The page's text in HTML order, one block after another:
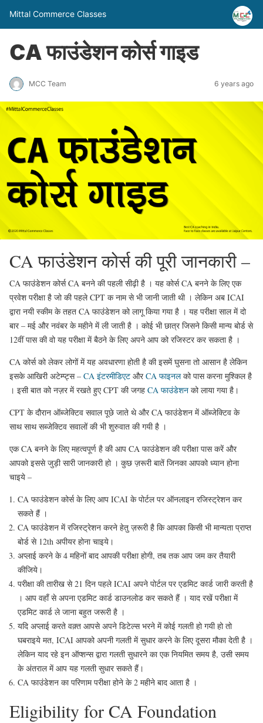
Mittal Commerce Classes
CA फाउंडेशन कोर्स गाइड
MCC Team 6 years ago
CA फाउंडेशन कोर्स की पूरी जानकारी –
CA फाउंडेशन कोर्स CA बनने की पहली सीढ़ी है । यह कोर्स CA बनने के लिए एक
प्रवेश परीक्षा है जो की पहले CPT क नाम से भी जानी जाती थी । लेकिन अब ICAI
द्वारा नयी स्कीम के तहत CA फाउंडेशन को लागू किया गया है । यह परीक्षा साल में दो
बार – मई और नवंबर के महीने में ली जाती है । कोई भी छात्र जिसने किसी मान्य बोर्ड से
12वीं पास की वो यह परीक्षा में बैठने के लिए अपने आप को रजिस्टर कर सकता है ।
CA कोर्स को लेकर लोगों में यह अवधारणा होती है की इसमें घुसना तो आसान है लेकिन
इसके आखिरी अटेम्प्ट्स – CA इंटरमीडिएट औरCA फाइनलको पास करना मुश्किल है
। इसी बात को नज़र में रखते हुए CPT की जगह CA फाउंडेशन को लाया गया है।
CPT के दौरान ऑब्जेक्टिव सवाल पूछे जाते थे और CA फाउंडेशन में ऑब्जेक्टिव के
साथ साथ सब्जेक्टिव सवालों की भी शुरुवात की गयी है ।
एक CA बनने के लिए महत्वपूर्ण है की आप CA फाउंडेशन की परीक्षा पास करें और
आपको इससे जुड़ी सारी जानकारी हो । कुछ ज़रूरी बातें जिनका आपको ध्यान होना
चाइये –
CA फाउंडेशन कोर्स के लिए आप ICAI के पोर्टल पर ऑनलाइन रजिस्ट्रेशन कर
सकते हैं ।
CA फाउंडेशन में रजिस्ट्रेशन करने हेतु ज़रूरी है कि आपका किसी भी मान्यता प्राप्त
बोर्ड से 12th अपीयर होना चाइये।
अप्लाई करने के 4 महिनों बाद आपकी परीक्षा होगी, तब तक आप जम कर तैयारी
कीजिये।
परीक्षा की तारीख से 21 दिन पहले ICAI अपने पोर्टल पर एडमिट कार्ड जारी करती है
। आप वहाँ से अपना एडमिट कार्ड डाउनलोड कर सकते हैं । याद रखें परीक्षा में
एडमिट कार्ड ले जाना बहुत जरूरी है ।
यदि अप्लाई करते वक़्त आपसे अपने डिटेल्स भरने में कोई गलती हो गयी हो तो
घबराइये मत, ICAI आपको अपनी गलती में सुधार करने के लिए दूसरा मौका देती है ।
लेकिन याद रहे इन ऑप्शन्स द्वारा गलती सुधारने का एक नियमित समय है, उसी समय
के अंतराल में आप यह गलती सुधार सकते हैं।
CA फाउंडेशन का परिणाम परीक्षा होने के 2 महीने बाद आता है ।
Eligibility for CA Foundation